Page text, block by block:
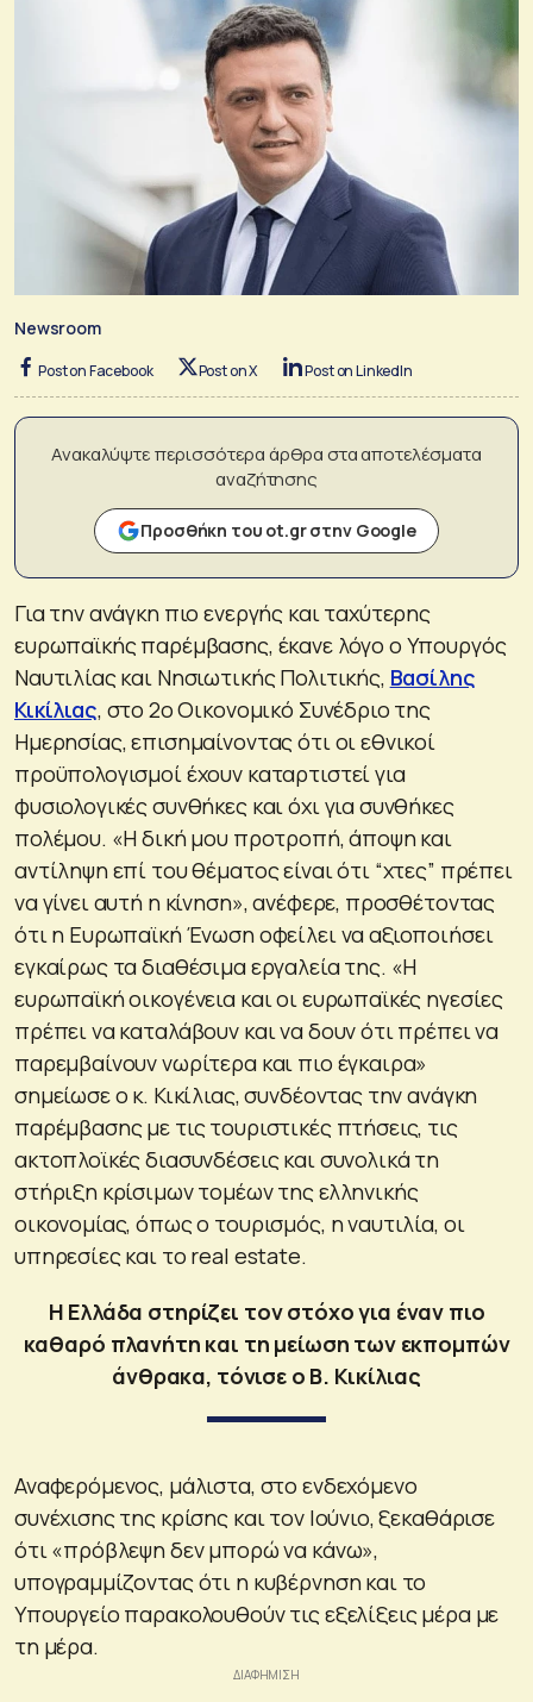
Newsroom
Post on Facebook Post on X Post on LinkedIn
Ανακαλύψτε περισσότερα άρθρα στα αποτελέσματα
αναζήτησης
Προσθήκη του ot.gr στην Google
Για την ανάγκη πιο ενεργής και ταχύτερης
ευρωπαϊκής παρέμβασης, έκανε λόγο ο Υπουργός
Ναυτιλίας και Νησιωτικής Πολιτικής, Βασίλης
Κικίλιας, στο 2ο Οικονομικό Συνέδριο της
Ημερησίας, επισημαίνοντας ότι οι εθνικοί
προϋπολογισμοί έχουν καταρτιστεί για
φυσιολογικές συνθήκες και όχι για συνθήκες
πολέμου. «Η δική μου προτροπή, άποψη και
αντίληψη επί του θέματος είναι ότι “χτες” πρέπει
να γίνει αυτή η κίνηση», ανέφερε, προσθέτοντας
ότι η Ευρωπαϊκή Ένωση οφείλει να αξιοποιήσει
εγκαίρως τα διαθέσιμα εργαλεία της. «Η
ευρωπαϊκή οικογένεια και οι ευρωπαϊκές ηγεσίες
πρέπει να καταλάβουν και να δουν ότι πρέπει να
παρεμβαίνουν νωρίτερα και πιο έγκαιρα»
σημείωσε ο κ. Κικίλιας, συνδέοντας την ανάγκη
παρέμβασης με τις τουριστικές πτήσεις, τις
ακτοπλοϊκές διασυνδέσεις και συνολικά τη
στήριξη κρίσιμων τομέων της ελληνικής
οικονομίας, όπως ο τουρισμός, η ναυτιλία, οι
υπηρεσίες και το real estate.
Η Ελλάδα στηρίζει τον στόχο για έναν πιο
καθαρό πλανήτη και τη μείωση των εκπομπών
άνθρακα, τόνισε ο Β. Κικίλιας
Αναφερόμενος, μάλιστα, στο ενδεχόμενο
συνέχισης της κρίσης και τον Ιούνιο, ξεκαθάρισε
ότι «πρόβλεψη δεν μπορώ να κάνω»,
υπογραμμίζοντας ότι η κυβέρνηση και το
Υπουργείο παρακολουθούν τις εξελίξεις μέρα με
τη μέρα.